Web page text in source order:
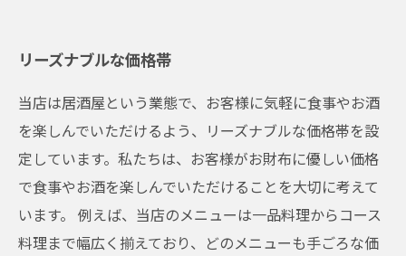
リーズナブルな価格帯
当店は居酒屋という業態で、お客様に気軽に食事やお酒
を楽しんでいただけるよう、リーズナブルな価格帯を設
定しています。私たちは、お客様がお財布に優しい価格
で食事やお酒を楽しんでいただけることを大切に考えて
います。 例えば、当店のメニューは一品料理からコース
料理まで幅広く揃えており、どのメニューも手ごろな価